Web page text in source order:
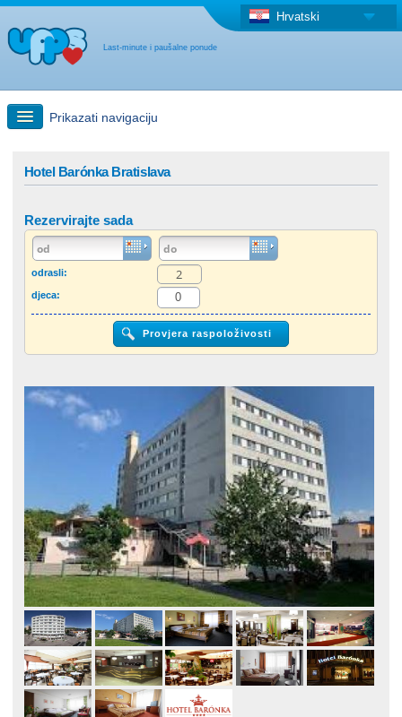
Last-minute i paušalne ponude
Hrvatski
Prikazati navigaciju
"Last Minute"ponuda + Paušalna ponuda
Druga država
Hotel Barónka Bratislava
Rezervirajte sada
odrasli:
djeca: